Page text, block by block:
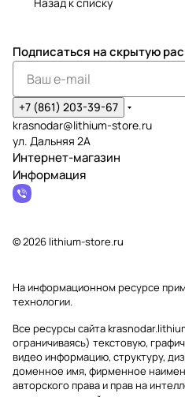
Подписаться на скрытую
+7 (861) 203-39-67
krasnodar@lithium-store.ru
ул. Дальняя 2А
Интернет-магазин
Информация
© 2026 lithium-store.ru
На информационном ресурсе
технологии.
Все ресурсы сайта
ограничиваясь) текстовую,
видео информацию, структуру,
доменное имя, фирменное
авторского права и прав на